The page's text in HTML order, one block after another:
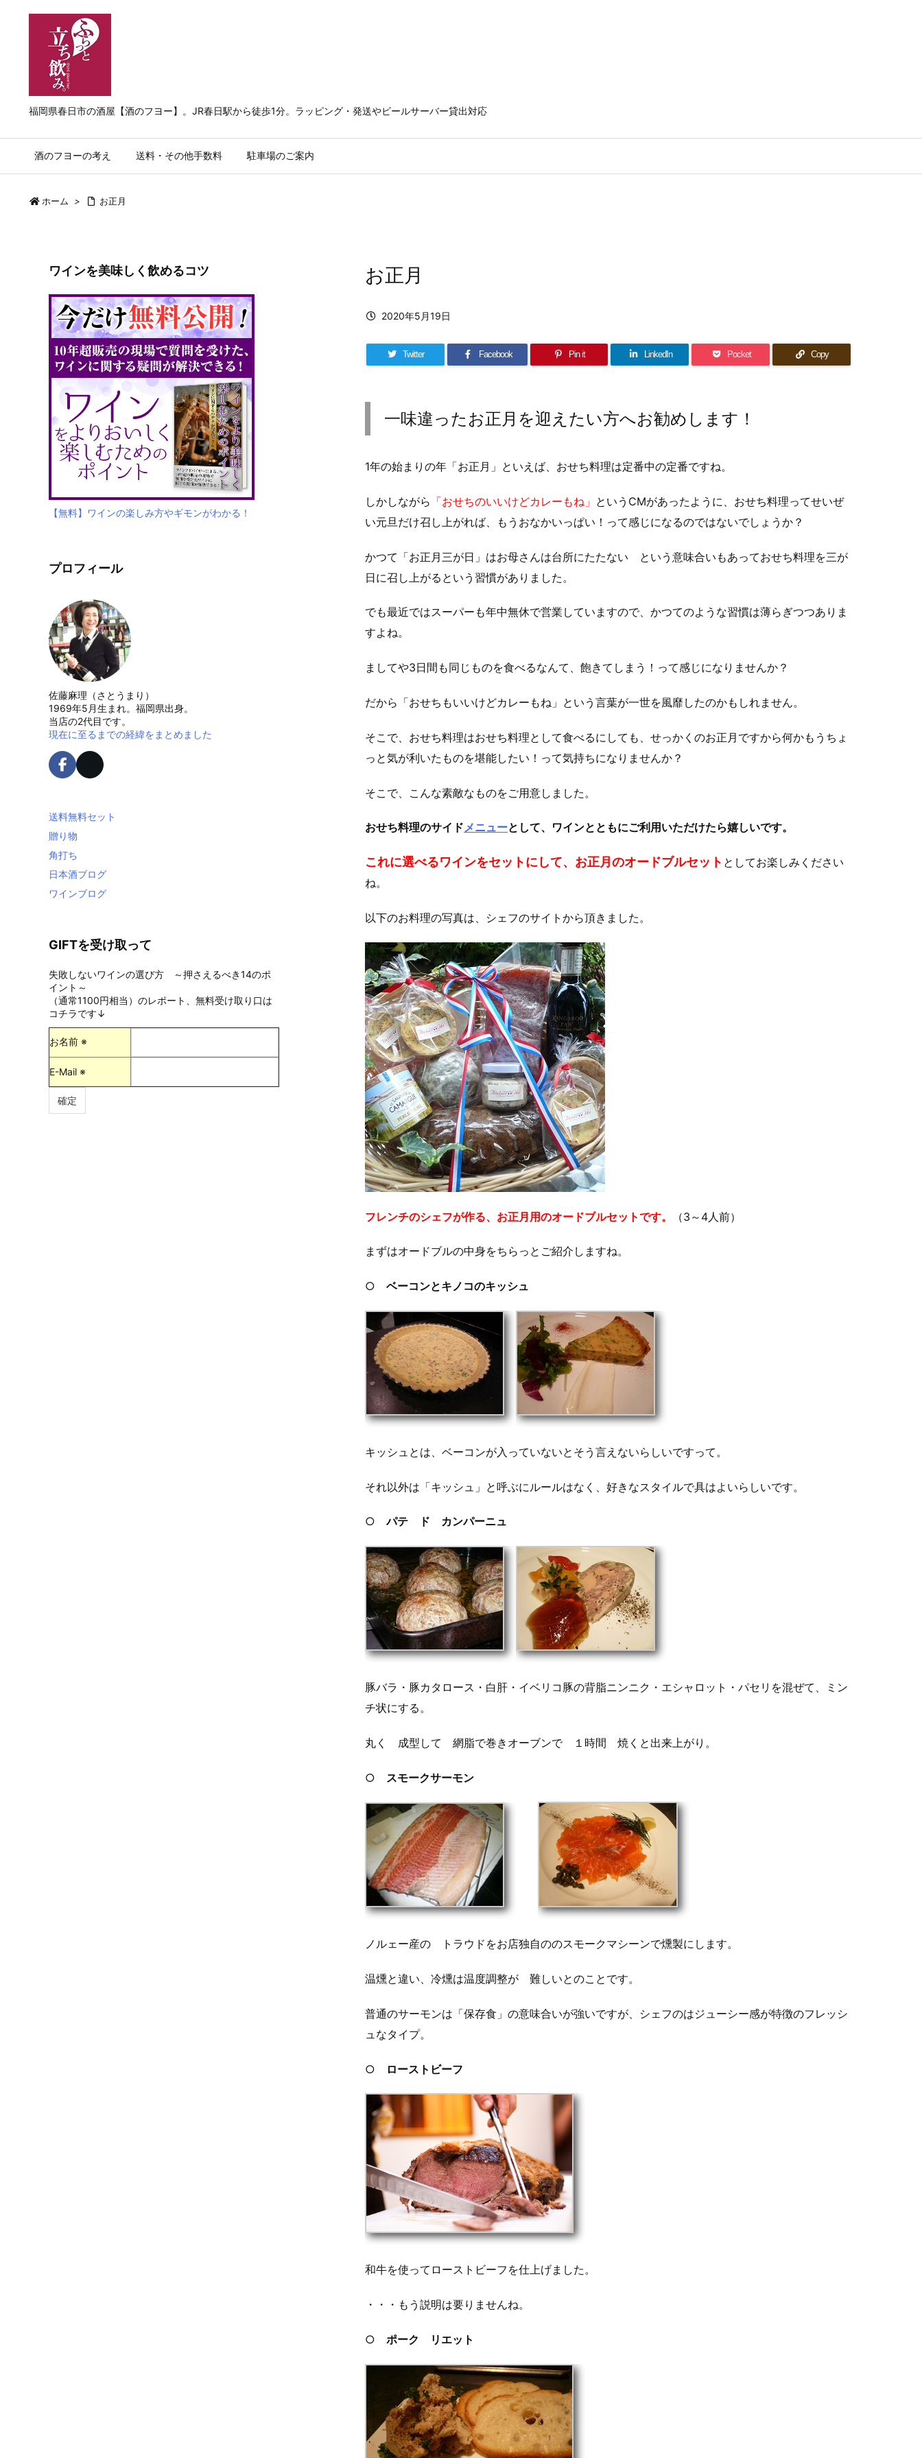
福岡県春日市の酒屋【酒のフヨー】。JR春日駅から徒歩1分。ラッピング・発送やビールサーバー貸出対応
酒のフヨーの考え 送料・その他手数料 駐車場のご案内
ホーム > お正月
お正月
2020年5月19日
Twitter Facebook Pin it LinkedIn Pocket Copy
一味違ったお正月 を迎えたい方へお勧めします！
1年の始まりの年「お正月 」といえば、おせち料理は定番中の定番ですね。
しかしながら 「おせちのいいけどカレーもね」 というCMがあったように、おせち料理ってせいぜ
い元旦だけ召し上がれば、もうおなかいっぱい！って感じになるのではないでしょうか？
かつて「お正月 三が日」はお母さんは台所にたたない という意味合いもあっておせち料理を三が
日に召し上がるという習慣がありました。
でも最近ではスーパーも年中無休で営業していますので、かつてのような習慣は薄らぎつつありま
すよね。
ましてや3日間も同じものを食べるなんて、飽きてしまう！って感じになりませんか？
だから「おせちもいいけどカレーもね」という言葉が一世を風靡したのかもしれません。
そこで、おせち料理はおせち料理として食べるにしても、せっかくのお正月 ですから何かもうちょ
っと気が利いたものを堪能したい！って気持ちになりませんか？
そこで、こんな素敵なものをご用意しました。
おせち料理のサイドメニューとして、ワインとともにご利用いただけたら嬉しいです。
これに選べるワインをセットにして、お正月のオードブルセット としてお楽しみください
ね。
以下のお料理の写真は、シェフのサイトから頂きました。
フレンチのシェフが作る、お正月用のオードブルセットです。 （3～4人前）
まずはオードブルの中身をちらっとご紹介しますね。
○ ベーコンとキノコのキッシュ
キッシュとは、ベーコンが入っていないとそう言えないらしいですって。
それ以外は「キッシュ」と呼ぶにルールはなく、好きなスタイルで具はよいらしいです。
○パテ ド カンパーニュ
豚バラ・豚カタロース・白肝・イベリコ豚の背脂ニンニク・エシャロット・パセリを混ぜて、ミン
チ状にする。
丸く 成型して 網脂で巻きオーブンで １時間 焼くと出来上がり。
○ スモークサーモン
ノルェー産の トラウドをお店独自ののスモークマシーンで燻製にします。
温燻と違い、冷燻は温度調整が 難しいとのことです。
普通のサーモンは「保存食」の意味合いが強いですが、シェフのはジューシー感が特徴のフレッシ
ュなタイプ。
○ ローストビーフ
和牛を使ってローストビーフを仕上げました。
・・・もう説明は要りませんね。
○ ポーク リエット
ワインを美味しく飲めるコツ
【無料】ワインの楽しみ方やギモンがわかる！
プロフィール
佐藤麻理（さとうまり）
1969年5月生まれ。福岡県出身。
当店の2代目です。
現在に至るまでの経緯をまとめました
送料無料セット
贈り物
角打ち
日本酒ブログ
ワインブログ
GIFTを受け取って
失敗しないワインの選び方 ～押さえるべき14のポ
イント～
（通常1100円相当）のレポート、無料受け取り口は
コチラです↓
お名前 ※
E-Mail ※